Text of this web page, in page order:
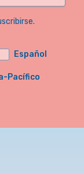
Español
Pacífico